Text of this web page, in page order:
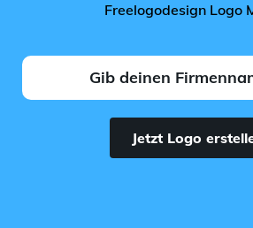
Freelogodesign Logo
Jetzt Logo